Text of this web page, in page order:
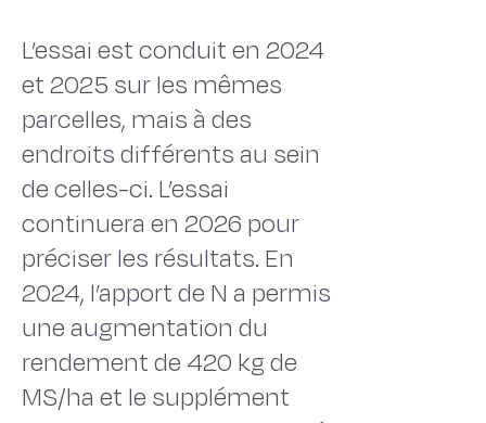
L’essai est conduit en 2024
et 2025 sur les mêmes
parcelles, mais à des
endroits différents au sein
de celles-ci. L’essai
continuera en 2026 pour
préciser les résultats. En
2024, l’apport de N a permis
une augmentation du
rendement de 420 kg de
MS/ha et le supplément